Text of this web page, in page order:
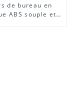
de bureau en
ABS souple et